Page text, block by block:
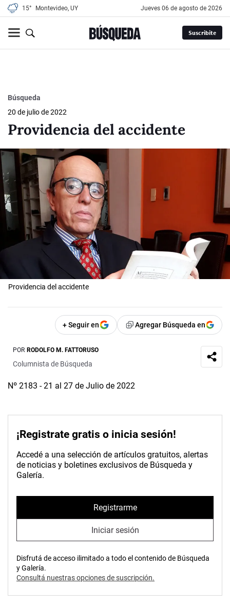
15° Montevideo, UY jueves 06 de agosto de 2026
Suscribite
Búsqueda
20 de julio de 2022
Providencia del accidente
Providencia del accidente
+ Seguir en Agregar Búsqueda en
POR RODOLFO M. FATTORUSO
Columnista de Búsqueda
Nº 2183 - 21 al 27 de Julio de 2022
¡Registrate gratis o inicia sesión!
Accedé a una selección de artículos gratuitos, alertas
de noticias y boletines exclusivos de Búsqueda y
Galería.
Registrarme
Iniciar sesión
Disfrutá de acceso ilimitado a todo el contenido de Búsqueda
y Galería.
Consultá nuestras opciones de suscripción.